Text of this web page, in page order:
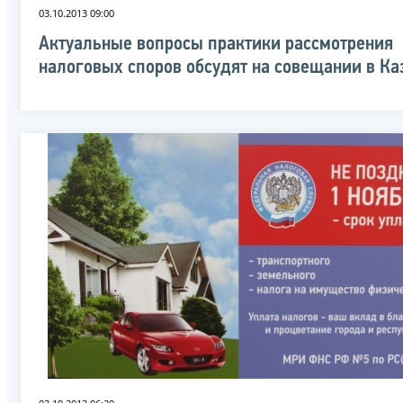
03.10.2013 09:00
Актуальные вопросы практики рассмотрения
налоговых споров обсудят на совещании в